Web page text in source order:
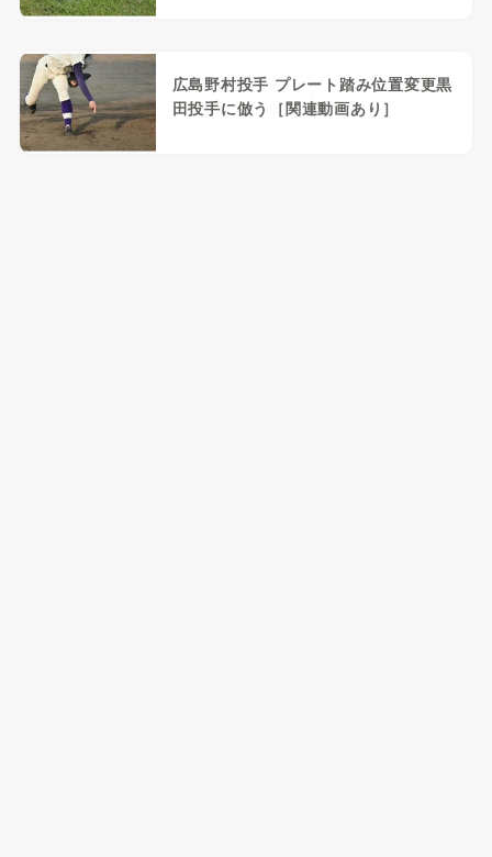
広島野村投手 プレート踏み位置変更黒
田投手に倣う［関連動画あり］